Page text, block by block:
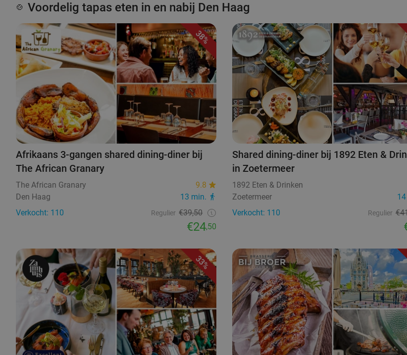
🍲 Voordelig tapas eten in en nabij Den Haag
38%
Afrikaans 3-gangen shared dining-diner bij
The African Granary
The African Granary
9.8
Den Haag
13 min.
Verkocht: 110
Regulier €39,50
€24,50
Shared dining-diner bij 1892 Eten &
in Zoetermeer
1892 Eten & Drinken
Zoetermeer
Verkocht: 110
Regulier
33%